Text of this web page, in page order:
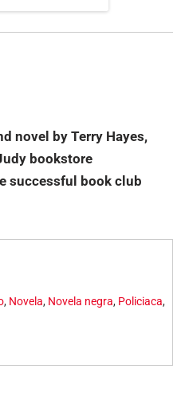
novel by Terry Hayes,
bookstore
successful book club
, Novela, Novela negra, Policiaca,